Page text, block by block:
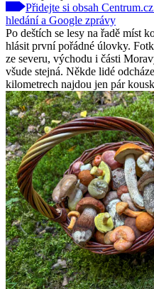
Přidejte si obsah
hledání a Google zprávy
Po deštích se lesy na řadě míst
hlásit první pořádné úlovky.
ze severu, východu i části
všude stejná. Někde lidé
kilometrech najdou jen pár